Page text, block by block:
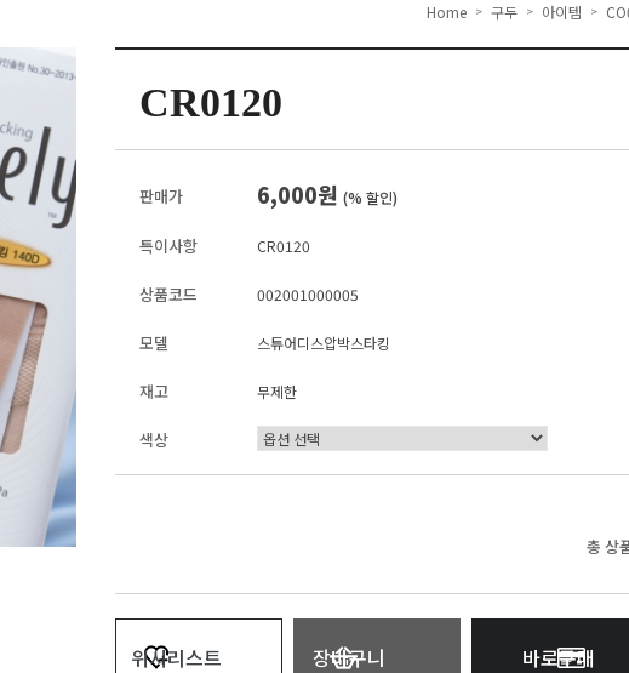
Home > 구두 > 아이템 >
CR0120
판매가 6,000원 (% 할인)
특이사항 CR0120
상품코드 002001000005
모델 스튜어디스압박스타킹
재고 무제한
색상
총 상
위시리스트 장바구니 바로구매